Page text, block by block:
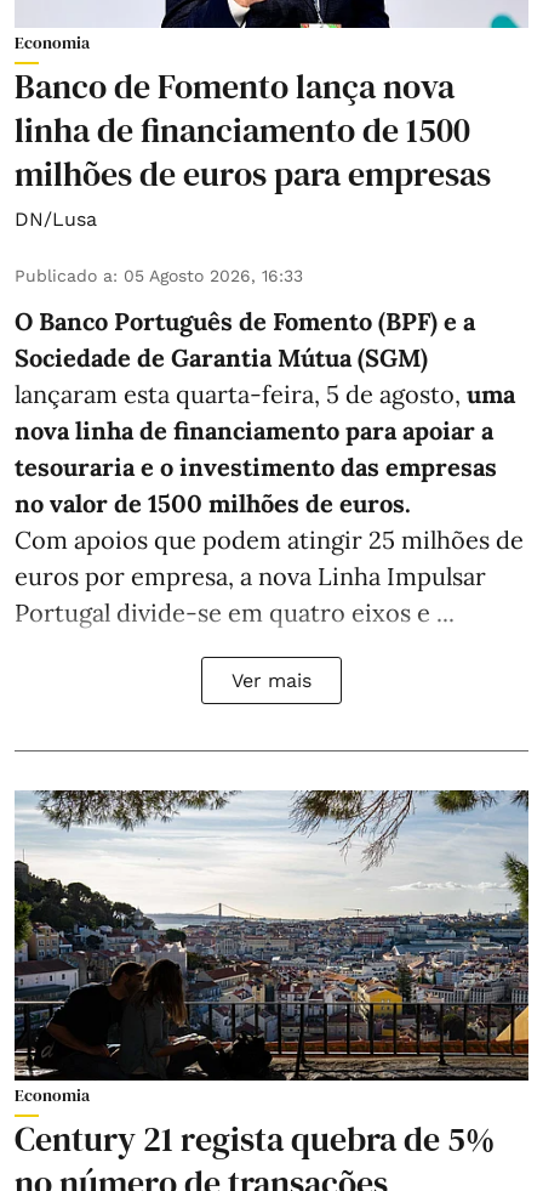
Economia
Banco de Fomento lança nova
linha de financiamento de 1500
milhões de euros para empresas
DN/Lusa
Publicado a: 05 Agosto 2026, 16:33
O Banco Português de Fomento (BPF) e a
Sociedade de Garantia Mútua (SGM)
lançaram esta quarta-feira, 5 de agosto, uma
nova linha de financiamento para apoiar a
tesouraria e o investimento das empresas
no valor de 1500 milhões de euros.
Com apoios que podem atingir 25 milhões de
euros por empresa, a nova Linha Impulsar
Portugal divide-se em quatro eixos e ...
Ver mais
Economia
Century 21 regista quebra de 5%